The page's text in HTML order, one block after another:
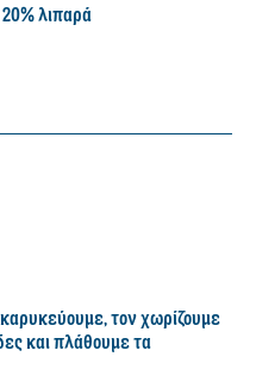
λιπαρά
τον χωρίζουμε
και πλάθουμε τα